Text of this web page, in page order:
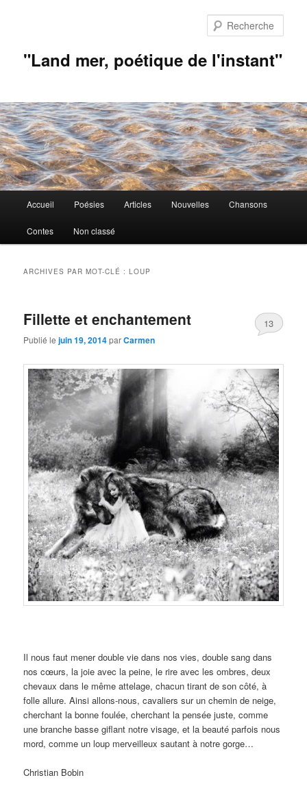
"Land mer, poétique de l'instant"
principal
Accueil Poésies Articles Nouvelles Chansons
Contes Non classé
ARCHIVES PAR MOT-CLÉ :LOUP
Fillette et enchantement
Publié lejuin 19, 2014parCarmen
13
Il nous faut mener double vie dans nos vies, double sang dans
nos cœurs, la joie avec la peine, le rire avec les ombres, deux
chevaux dans le même attelage, chacun tirant de son côté, à
folle allure. Ainsi allons-nous, cavaliers sur un chemin de neige,
cherchant la bonne foulée, cherchant la pensée juste, comme
une branche basse giflant notre visage, et la beauté parfois nous
mord, comme un loup merveilleux sautant à notre gorge…
Christian Bobin